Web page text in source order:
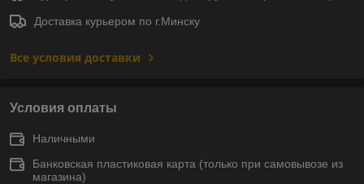
Доставка курьером по г.Минску
Все условия доставки
Условия оплаты
Наличными
Банковская пластиковая карта (только при самовывозе из
магазина)